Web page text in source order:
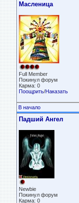
Масленица
Full Member
Покинул форум
Карма: 0
Поощрить/Наказать
В начало
Падший Ангел
Newbie
Покинул форум
Карма: 0